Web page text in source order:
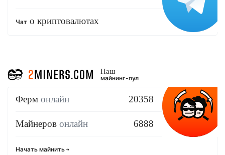
Чат о криптовалютах
Наш
майнинг-пул
Ферм онлайн 20358
Майнеров онлайн 6888
Начать майнить